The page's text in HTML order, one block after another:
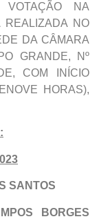
VOTAÇÃO NA
REALIZADA NO
DA CÂMARA
GRANDE, Nº
COM INÍCIO
HORAS),
SANTOS
BORGES